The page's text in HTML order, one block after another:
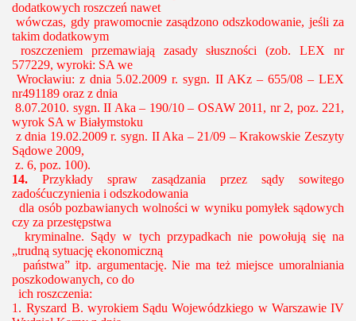
dodatkowych roszczeń nawet
wówczas, gdy prawomocnie zasądzono odszkodowanie, jeśli za
takim dodatkowym
roszczeniem przemawiają zasady słuszności
(zob. LEX nr
577229, wyroki: SA we
Wrocławiu: z dnia 5.02.2009 r. sygn. II AKz – 655/08 – LEX
nr491189 oraz z dnia
8.07.2010. sygn. II Aka – 190/10 – OSAW 2011, nr 2, poz. 221,
wyrok SA w Białymstoku
z dnia 19.02.2009 r. sygn. II Aka – 21/09 – Krakowskie Zeszyty
Sądowe 2009,
z. 6, poz. 100).
14. Przykłady spraw zasądzania przez sądy sowitego
zadośćuczynienia i odszkodowania
dla osób pozbawianych wolności w wyniku pomyłek sądowych
czy za przestępstwa
kryminalne. Sądy w tych przypadkach nie powołują się na
„trudną sytuację ekonomiczną
państwa” itp. argumentację. Nie ma też miejsce umoralniania
poszkodowanych, co do
ich roszczenia:
1. Ryszard B. wyrokiem Sądu Wojewódzkiego w Warszawie IV